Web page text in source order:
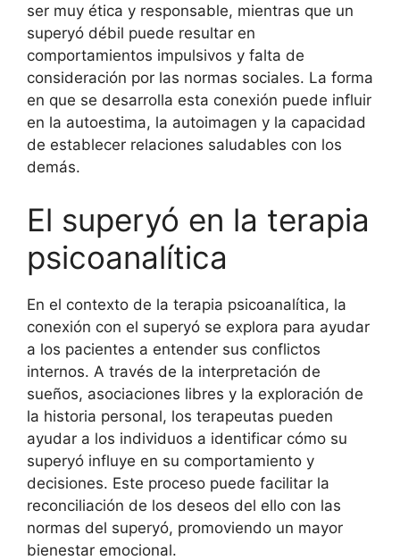
ser muy ética y responsable, mientras que un
superyó débil puede resultar en
comportamientos impulsivos y falta de
consideración por las normas sociales. La forma
en que se desarrolla esta conexión puede influir
en la autoestima, la autoimagen y la capacidad
de establecer relaciones saludables con los
demás.
El superyó en la terapia
psicoanalítica
En el contexto de la terapia psicoanalítica, la
conexión con el superyó se explora para ayudar
a los pacientes a entender sus conflictos
internos. A través de la interpretación de
sueños, asociaciones libres y la exploración de
la historia personal, los terapeutas pueden
ayudar a los individuos a identificar cómo su
superyó influye en su comportamiento y
decisiones. Este proceso puede facilitar la
reconciliación de los deseos del ello con las
normas del superyó, promoviendo un mayor
bienestar emocional.